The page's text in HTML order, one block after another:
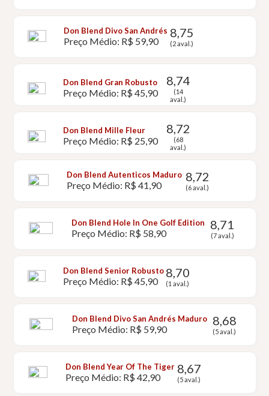
Don Blend Divo San Andrés
Preço Médio: R$ 59,90
8,75
(2 aval.)
Don Blend Gran Robusto
Preço Médio: R$ 45,90
8,74
(14
aval.)
Don Blend Mille Fleur
Preço Médio: R$ 25,90
8,72
(68
aval.)
Don Blend Autenticos Maduro
Preço Médio: R$ 41,90
8,72
(6 aval.)
Don Blend Hole In One Golf Edition
Preço Médio: R$ 58,90
8,71
(7 aval.)
Don Blend Senior Robusto
Preço Médio: R$ 45,90
8,70
(1 aval.)
Don Blend Divo San Andrés Maduro
Preço Médio: R$ 59,90
8,68
(5 aval.)
Don Blend Year Of The Tiger
Preço Médio: R$ 42,90
8,67
(5 aval.)